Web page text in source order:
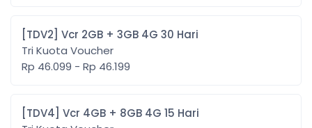
[TDV2] Vcr 2GB + 3GB 4G 30 Hari
Tri Kuota Voucher
Rp 46.099 - Rp 46.199
[TDV4] Vcr 4GB + 8GB 4G 15 Hari